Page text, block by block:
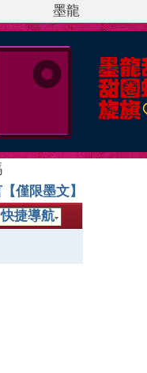
墨龍
僅限墨文】
快捷導航